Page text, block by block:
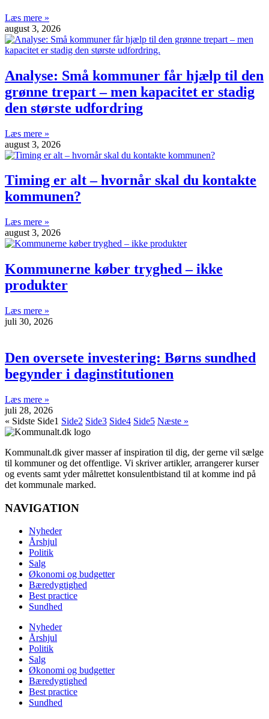
Læs mere »
august 3, 2026
Analyse: Små kommuner får hjælp til den
grønne trepart – men kapacitet er stadig
den største udfordring
Læs mere »
august 3, 2026
Timing er alt – hvornår skal du kontakte
kommunen?
Læs mere »
august 3, 2026
Kommunerne køber tryghed – ikke
produkter
Læs mere »
juli 30, 2026
Den oversete investering: Børns sundhed
begynder i daginstitutionen
Læs mere »
juli 28, 2026
« Sidste Side1 Side2 Side3 Side4 Side5 Næste »
Kommunalt.dk giver masser af inspiration til dig, der gerne vil sælge
til kommuner og det offentlige. Vi skriver artikler, arrangerer kurser
og events samt yder målrettet konsulentbistand til at komme ind på
det kommunale marked.
NAVIGATION
Nyheder
Årshjul
Politik
Salg
Økonomi og budgetter
Bæredygtighed
Best practice
Sundhed
Nyheder
Årshjul
Politik
Salg
Økonomi og budgetter
Bæredygtighed
Best practice
Sundhed